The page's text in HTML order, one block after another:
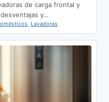
de carga frontal y
y…
, Lavadoras